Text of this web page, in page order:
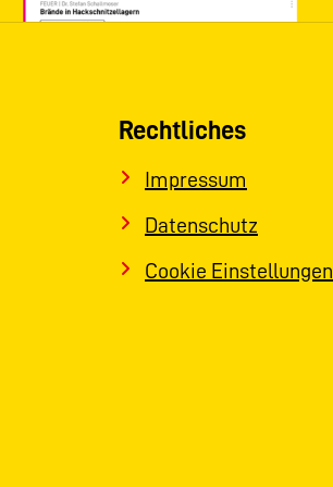
Rechtliches
Impressum
Datenschutz
Cookie Einstellungen